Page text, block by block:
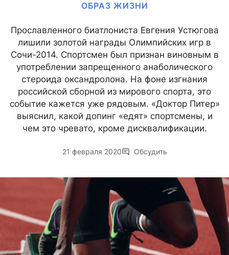
ОБРАЗ ЖИЗНИ
Прославленного биатлониста Евгения Устюгова
лишили золотой награды Олимпийских игр в
Сочи-2014. Спортсмен был признан виновным в
употреблении запрещенного анаболического
стероида оксандролона. На фоне изгнания
российской сборной из мирового спорта, это
событие кажется уже рядовым. «Доктор Питер»
выяснил, какой допинг «едят» спортсмены, и
чем это чревато, кроме дисквалификации.
21 февраля 2020 Обсудить